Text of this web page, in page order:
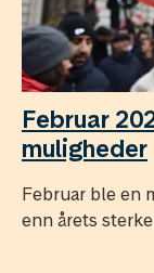
Februar
muligheder
Februar ble en
enn årets